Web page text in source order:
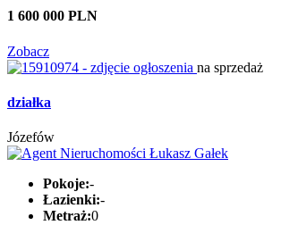
1 600 000 PLN
Zobacz
na sprzedaż
działka
Józefów
Pokoje:-
Łazienki:-
Metraż:0